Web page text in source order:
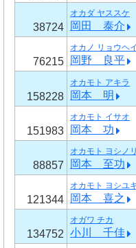
38724
オカダ ヤススケ
岡田 泰介
76215
オカノ リョウヘイ
岡野 良平
158228
オカモト アキラ
岡本 明
151983
オカモト イサオ
岡本 功
88857
オカモト ヨシノリ
岡本 至功
121344
オカモト ヨシユ
岡本 喜之
134752
オガワ チカ
小川 千佳